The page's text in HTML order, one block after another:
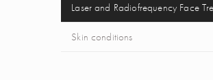
Laser and Radiofrequency Face
Skin conditions